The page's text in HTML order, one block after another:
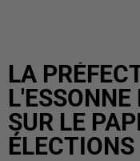
LA
SUR LE
ÉLECTIONS